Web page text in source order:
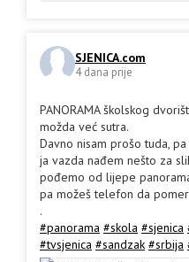
SJENICA.com
4 dana prije
PANORAMA školskog
možda već sutra.
Davno nisam prošo tuda,
ja vazda nađem nešto za
pođemo od lijepe
pa možeš telefon da
.
#panorama #skola #sjenica
#tvsjenica #sandzak #srbija